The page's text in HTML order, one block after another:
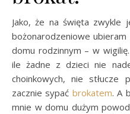
Jako, że na święta
bożonarodzeniowe
domu rodzinnym – w
ile żadne z dzieci nie
choinkowych, nie stłucze
zacznie sypać brokatem. A
mnie w domu dużym